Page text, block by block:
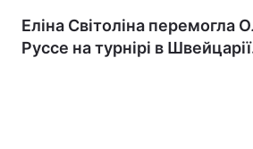
Еліна Світоліна перемогла
Руссе на турнірі в